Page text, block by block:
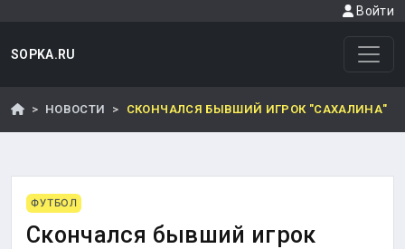
Войти
SOPKA.RU
НОВОСТИ СКОНЧАЛСЯ БЫВШИЙ ИГРОК "САХАЛИНА"
ФУТБОЛ
Скончался бывший игрок